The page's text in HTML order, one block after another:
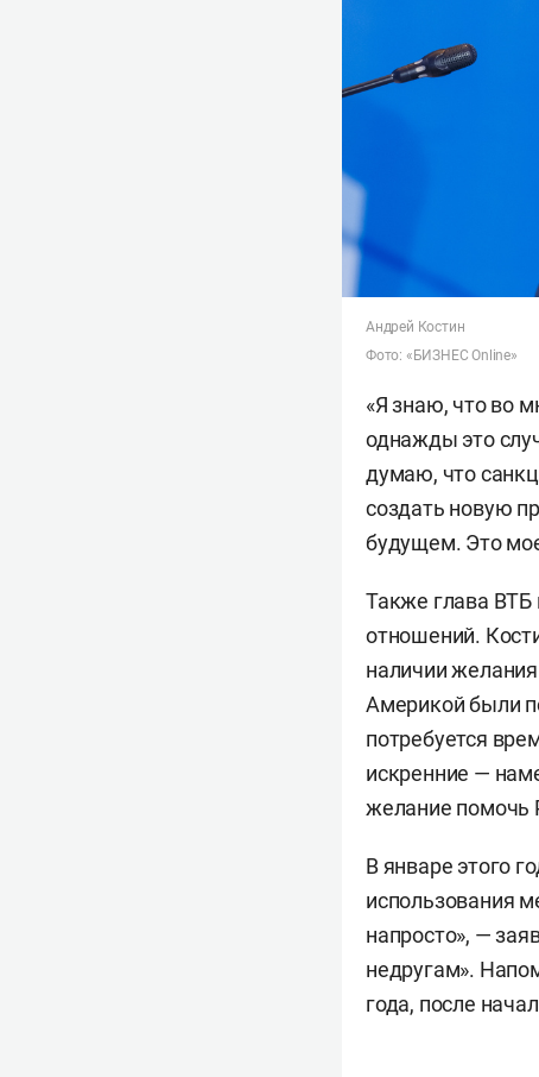
Андрей Костин
Фото: «БИЗНЕС Online»
«Я знаю, что во
однажды это
думаю, что
создать новую
будущем. Это
Также глава ВТБ
отношений.
наличии
Америкой были
потребуется
искренние —
желание помочь
В январе этого
использования
напросто», —
недругам».
года, после